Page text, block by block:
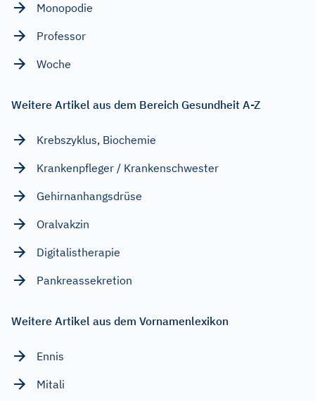
Monopodie
Professor
Woche
Weitere Artikel aus dem Bereich Gesundheit A-Z
Krebszyklus, Biochemie
Krankenpfleger / Krankenschwester
Gehirnanhangsdrüse
Oralvakzin
Digitalistherapie
Pankreassekretion
Weitere Artikel aus dem Vornamenlexikon
Ennis
Mitali